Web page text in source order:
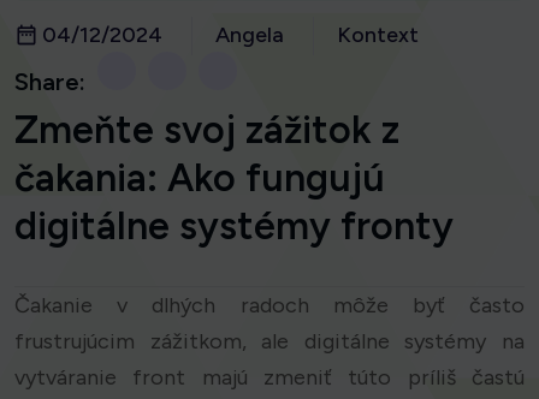
04/12/2024 Angela Kontext
Share:
Zmeňte svoj zážitok z
čakania: Ako fungujú
digitálne systémy fronty
Čakanie v dlhých radoch môže byť často
frustrujúcim zážitkom, ale digitálne systémy na
vytváranie front majú zmeniť túto príliš častú